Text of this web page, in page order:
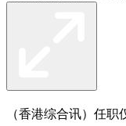
（香港综合讯）任